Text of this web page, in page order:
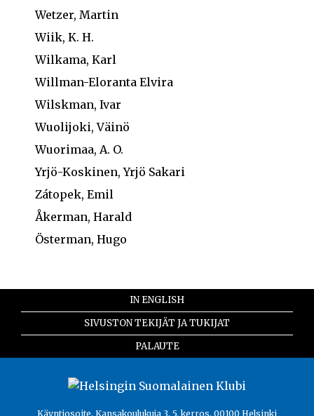
Wetzer, Martin
Wiik, K. H.
Wilkama, Karl
Willman-Eloranta Elvira
Wilskman, Ivar
Wuolijoki, Väinö
Wuorimaa, A. O.
Yrjö-Koskinen, Yrjö Sakari
Zátopek, Emil
Åkerman, Harald
Österman, Hugo
IN ENGLISH
SIVUSTON TEKIJÄT JA TUKIJAT
PALAUTE
Käyntiosoite, Kansakoulukuja 3, 5. kerros, 00100 Helsinki